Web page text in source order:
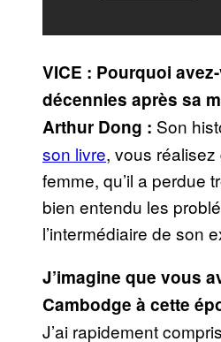
VICE : Pourquoi
décennies après sa
Arthur Dong : Son
son livre, vous
femme, qu’il a perdue
bien entendu les
l’intermédiaire de son
J’imagine que vous
Cambodge à cette
J’ai rapidement